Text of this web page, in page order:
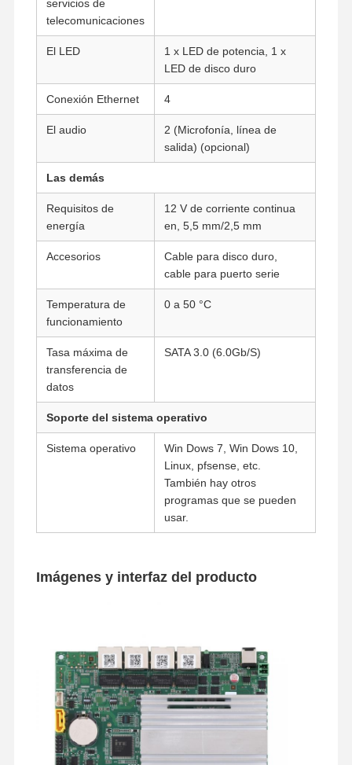
Core Mini PC también
Mini PC de Oficina
Placa base industrial
Tarjeta base del firewall
servicios de
telecomunicaciones
El LED
1 x LED de potencia, 1 x
LED de disco duro
Conexión Ethernet 4
El audio
2 (Microfonía, línea de
salida) (opcional)
Las demás
Requisitos de
energía
12 V de corriente continua
en, 5,5 mm/2,5 mm
Accesorios
Cable para disco duro,
cable para puerto serie
Temperatura de
funcionamiento
0 a 50 °C
Tasa máxima de
transferencia de
datos
SATA 3.0 (6.0Gb/S)
Soporte del sistema operativo
Sistema operativo
Win Dows 7, Win Dows 10,
Linux, pfsense, etc.
También hay otros
programas que se pueden
usar.
Imágenes y interfaz del producto